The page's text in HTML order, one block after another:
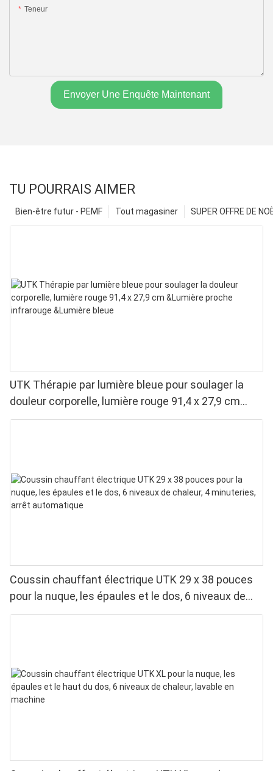
Teneur
Envoyer Une Enquête Maintenant
TU POURRAIS AIMER
SUPER OFFRE DE
Tout magasiner
Bien-être futur - PEMF
UTK Thérapie par lumière bleue pour soulager la
douleur corporelle, lumière rouge 91,4 x 27,9 cm
&Lumière proche infrarouge &Lumière bleue
Coussin chauffant électrique UTK 29 x 38 pouces
pour la nuque, les épaules et le dos, 6 niveaux de
chaleur, 4 minuteries, arrêt automatique